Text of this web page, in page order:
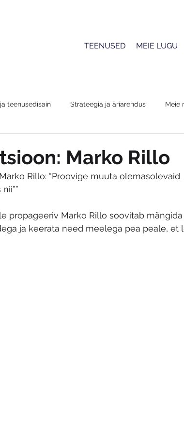
TEENUSED MEIE LUGU
teenusedisain Strateegia ja äriarendus Meie
Marko Rillo
Rillo: “Proovige muuta olemasolevaid
propageeriv Marko Rillo soovitab mängida
ja keerata need meelega pea peale, et